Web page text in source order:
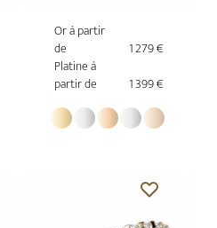
Or à partir
de
1 279 €
Platine à
partir de
1 399 €